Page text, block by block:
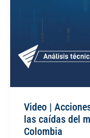
Video |
las caídas del
Colombia